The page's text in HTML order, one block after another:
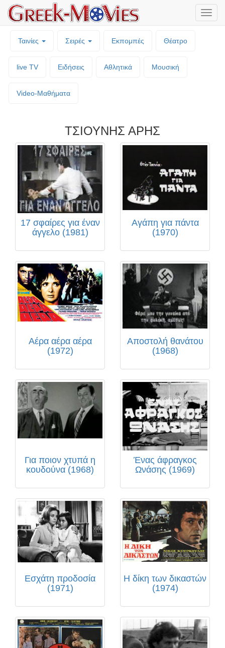
Ταινίες Σειρές Εκπομπές Θέατρο
live TV Ειδήσεις Αθλητικά Μουσική
Video-Mαθήματα
ΤΣΙΟΥΝΗΣ ΑΡΗΣ
17 σφαίρες για έναν
άγγελο (1981)
Αγάπη για πάντα
(1970)
Αέρα αέρα αέρα
(1972)
Αποστολή θανάτου
(1968)
Για ποιον χτυπά η
κουδούνα (1968)
Ένας άφραγκος
Ωνάσης (1969)
Εσχάτη προδοσία
(1971)
Η δίκη των δικαστών
(1974)